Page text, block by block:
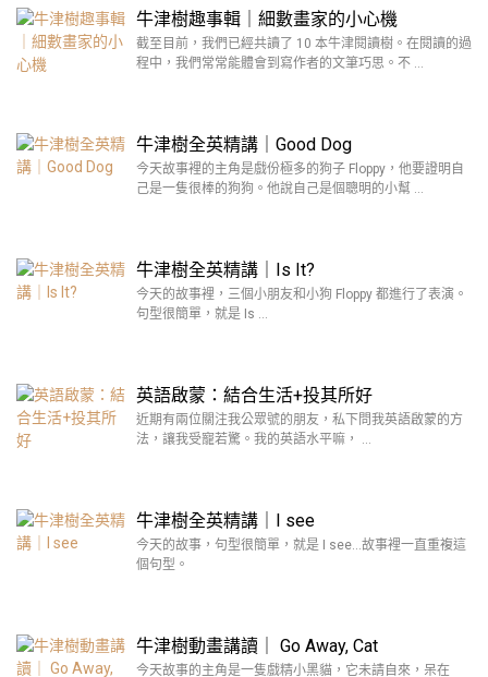
牛津樹趣事輯｜細數畫家的小心機
截至目前，我們已經共讀了 10 本牛津閱讀樹。在閱讀的過
程中，我們常常能體會到寫作者的文筆巧思。不 …
牛津樹全英精講｜Good Dog
今天故事裡的主角是戲份極多的狗子 Floppy，他要證明自
己是一隻很棒的狗狗。他說自己是個聰明的小幫 …
牛津樹全英精講｜Is It?
今天的故事裡，三個小朋友和小狗 Floppy 都進行了表演。
句型很簡單，就是 Is …
英語啟蒙：結合生活+投其所好
近期有兩位關注我公眾號的朋友，私下問我英語啟蒙的方
法，讓我受寵若驚。我的英語水平嘛， …
牛津樹全英精講｜I see
今天的故事，句型很簡單，就是 I see…故事裡一直重複這
個句型。
牛津樹動畫講讀｜ Go Away, Cat
今天故事的主角是一隻戲精小黑貓，它未請自來，呆在